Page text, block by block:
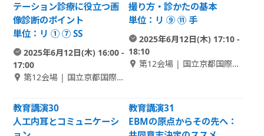
テーション診療に役立つ画
像診断のポイント
単位：リ ① ⑦ SS
2025年6月12日(木) 16:00 -
17:00
第12会場 | 国立京都国際会
撮り方・診かたの基本
単位：リ ⑨ ⑪ 手
2025年6月12日(木) 17:10 -
18:10
第12会場 | 国立京都国際会
教育講演30
人工内耳とコミュニケーシ
教育講演31
EBMの原点からその先へ：